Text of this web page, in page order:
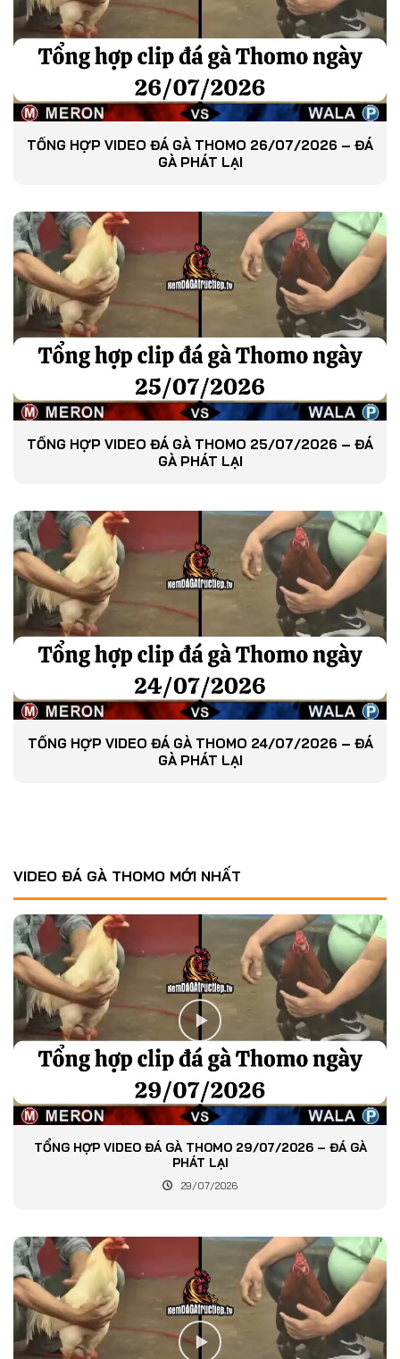
TỔNG HỢP VIDEO ĐÁ GÀ THOMO 26/07/2026 – ĐÁ
GÀ PHÁT LẠI
TỔNG HỢP VIDEO ĐÁ GÀ THOMO 25/07/2026 – ĐÁ
GÀ PHÁT LẠI
TỔNG HỢP VIDEO ĐÁ GÀ THOMO 24/07/2026 – ĐÁ
GÀ PHÁT LẠI
VIDEO ĐÁ GÀ THOMO MỚI NHẤT
TỔNG HỢP VIDEO ĐÁ GÀ THOMO 29/07/2026 – ĐÁ GÀ
PHÁT LẠI
29/07/2026